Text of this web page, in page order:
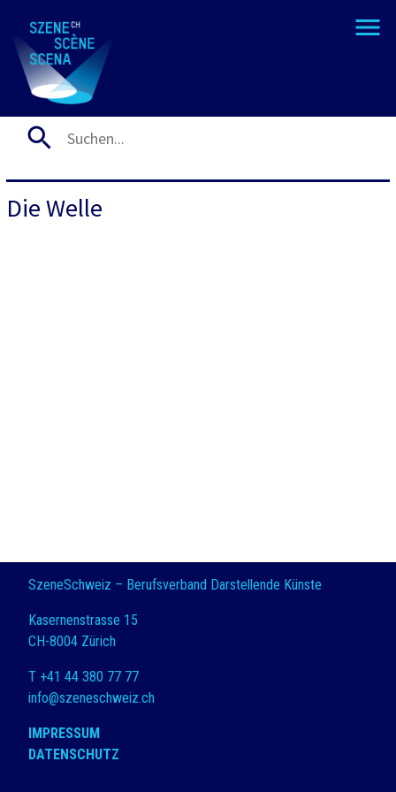
Die Welle
SzeneSchweiz – Berufsverband Darstellende Künste
Kasernenstrasse 15
CH-8004 Zürich
T +41 44 380 77 77
info@szeneschweiz.ch
IMPRESSUM
DATENSCHUTZ